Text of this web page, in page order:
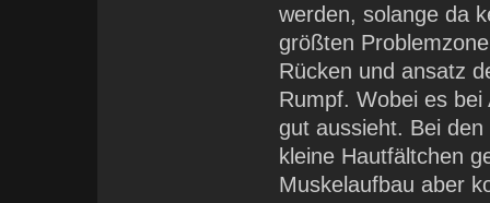
werden, solange da
größten
Rücken und ansatz
Rumpf. Wobei es
gut aussieht. Bei
kleine Hautfältchen
Muskelaufbau aber